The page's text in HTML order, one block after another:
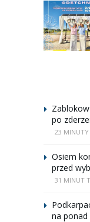
po
23 MINUTY
Osiem
przed
31 MINUT
na ponad